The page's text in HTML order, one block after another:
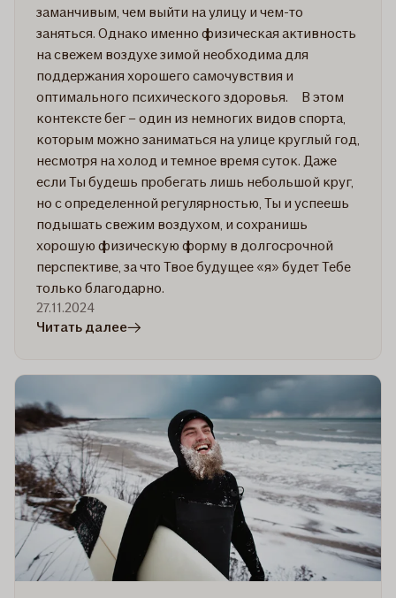
заманчивым, чем выйти на улицу и чем-то
заняться. Однако именно физическая активность
на свежем воздухе зимой необходима для
поддержания хорошего самочувствия и
оптимального психического здоровья. В этом
контексте бег – один из немногих видов спорта,
которым можно заниматься на улице круглый год,
несмотря на холод и темное время суток. Даже
если Ты будешь пробегать лишь небольшой круг,
но с определенной регулярностью, Ты и успеешь
подышать свежим воздухом, и сохранишь
хорошую физическую форму в долгосрочной
перспективе, за что Твое будущее «я» будет Тебе
только благодарно.
27.11.2024
Читать далеев
бегу
зимой
и
не
бояться
холода